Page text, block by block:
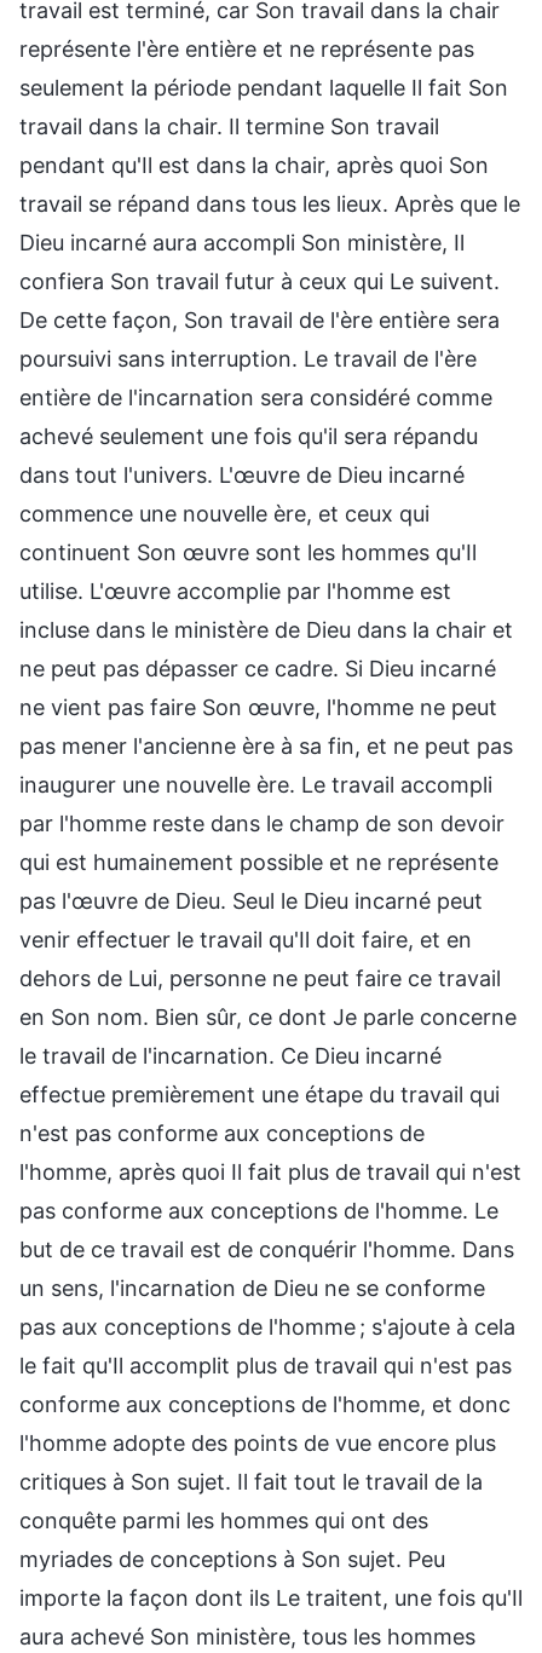
travail est terminé, car Son travail dans la chair
représente l'ère entière et ne représente pas
seulement la période pendant laquelle Il fait Son
travail dans la chair. Il termine Son travail
pendant qu'Il est dans la chair, après quoi Son
travail se répand dans tous les lieux. Après que le
Dieu incarné aura accompli Son ministère, Il
confiera Son travail futur à ceux qui Le suivent.
De cette façon, Son travail de l'ère entière sera
poursuivi sans interruption. Le travail de l'ère
entière de l'incarnation sera considéré comme
achevé seulement une fois qu'il sera répandu
dans tout l'univers. L'œuvre de Dieu incarné
commence une nouvelle ère, et ceux qui
continuent Son œuvre sont les hommes qu'Il
utilise. L'œuvre accomplie par l'homme est
incluse dans le ministère de Dieu dans la chair et
ne peut pas dépasser ce cadre. Si Dieu incarné
ne vient pas faire Son œuvre, l'homme ne peut
pas mener l'ancienne ère à sa fin, et ne peut pas
inaugurer une nouvelle ère. Le travail accompli
par l'homme reste dans le champ de son devoir
qui est humainement possible et ne représente
pas l'œuvre de Dieu. Seul le Dieu incarné peut
venir effectuer le travail qu'Il doit faire, et en
dehors de Lui, personne ne peut faire ce travail
en Son nom. Bien sûr, ce dont Je parle concerne
le travail de l'incarnation. Ce Dieu incarné
effectue premièrement une étape du travail qui
n'est pas conforme aux conceptions de
l'homme, après quoi Il fait plus de travail qui n'est
pas conforme aux conceptions de l'homme. Le
but de ce travail est de conquérir l'homme. Dans
un sens, l'incarnation de Dieu ne se conforme
pas aux conceptions de l'homme ; s'ajoute à cela
le fait qu'Il accomplit plus de travail qui n'est pas
conforme aux conceptions de l'homme, et donc
l'homme adopte des points de vue encore plus
critiques à Son sujet. Il fait tout le travail de la
conquête parmi les hommes qui ont des
myriades de conceptions à Son sujet. Peu
importe la façon dont ils Le traitent, une fois qu'Il
aura achevé Son ministère, tous les hommes